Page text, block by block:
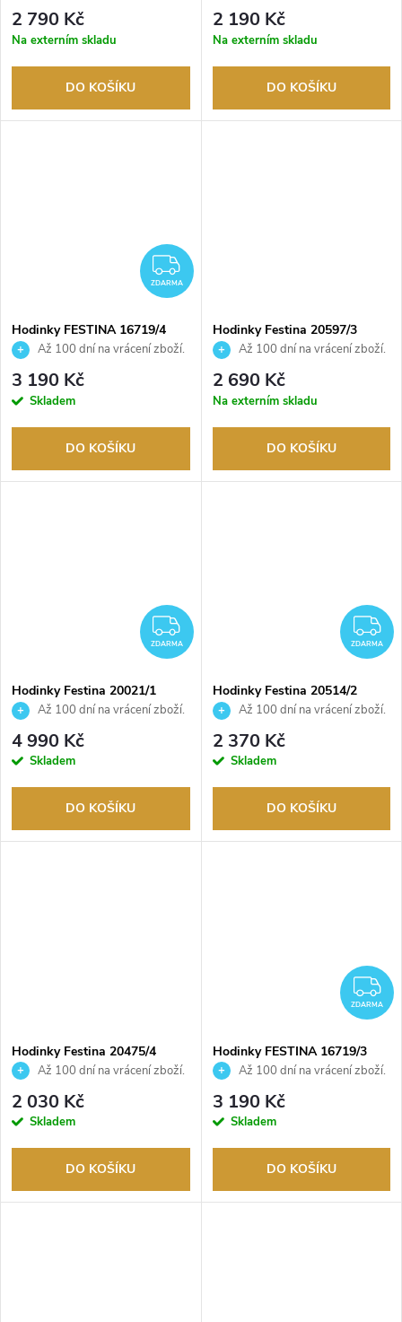
Autorizovaný prodejce.
2 790 Kč
Na externím skladu
DO KOŠÍKU
Autorizovaný prodejce.
2 190 Kč
Na externím skladu
DO KOŠÍKU
ZDARMA
ZDARMA
Hodinky FESTINA 16719/4
Až 100 dní na vrácení zboží.
Autorizovaný prodejce.
3 190 Kč
Skladem
DO KOŠÍKU
Hodinky Festina 20597/3
Až 100 dní na vrácení zboží.
Autorizovaný prodejce.
2 690 Kč
Na externím skladu
DO KOŠÍKU
ZDARMA
ZDARMA
Hodinky Festina 20021/1
Až 100 dní na vrácení zboží.
Autorizovaný prodejce.
4 990 Kč
Skladem
DO KOŠÍKU
ZDARMA
Hodinky Festina 20514/2
Až 100 dní na vrácení zboží.
Autorizovaný prodejce.
2 370 Kč
Skladem
DO KOŠÍKU
Hodinky Festina 20475/4
Až 100 dní na vrácení zboží.
Autorizovaný prodejce.
2 030 Kč
Skladem
DO KOŠÍKU
ZDARMA
Hodinky FESTINA 16719/3
Až 100 dní na vrácení zboží.
Autorizovaný prodejce.
3 190 Kč
Skladem
DO KOŠÍKU